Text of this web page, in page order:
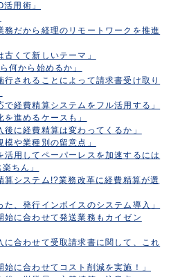
用術」
だから経理のリモートワークを推進
くて新しいテーマ」
何から始めるか」
されることによって請求書受け取り
経費精算システムをフル活用する」
進めるケースも」
に経費精算は変わってくるか」
や業種別の留意点」
用してペーパーレスを加速するには
ちん」
システム!?業務改革に経費精算が選
、発行インボイスのシステム導入」
に合わせて発送業務もカイゼン
に合わせて受取請求書に関して、これ
始に合わせてコスト削減を実施！」